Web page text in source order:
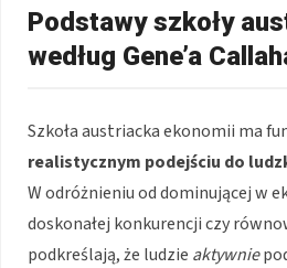
Podstawy szkoły
według Gene’a
Szkoła austriacka ekonomii ma
realistycznym podejściu do
W odróżnieniu od dominującej w
doskonałej konkurencji czy
podkreślają, że ludzie aktywnie